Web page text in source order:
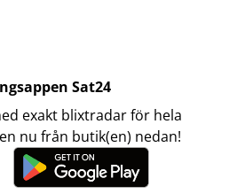
Sat24
exakt blixtradar för hela
nu från butik(en) nedan!